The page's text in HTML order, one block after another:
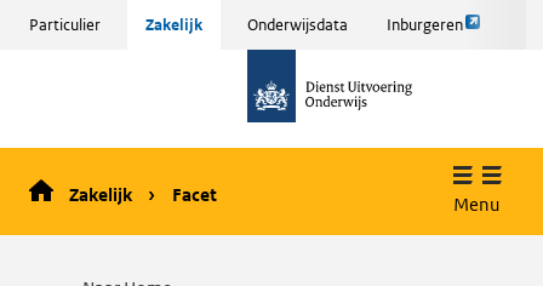
Sla
naar
inhoud
Particulier Zakelijk Onderwijsdata Inburgeren
Link
pagina
de
Zakelijk Facet Menu